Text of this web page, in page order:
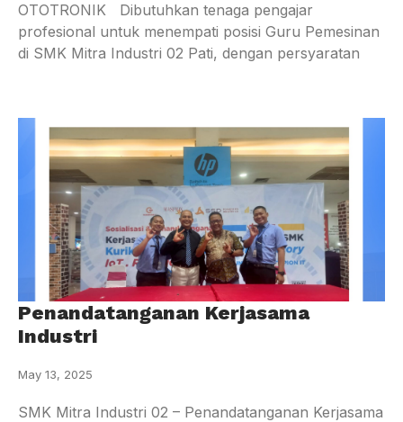
OTOTRONIK Dibutuhkan tenaga pengajar
profesional untuk menempati posisi Guru Pemesinan
di SMK Mitra Industri 02 Pati, dengan persyaratan
Penandatanganan Kerjasama
Industri
May 13, 2025
SMK Mitra Industri 02 – Penandatanganan Kerjasama